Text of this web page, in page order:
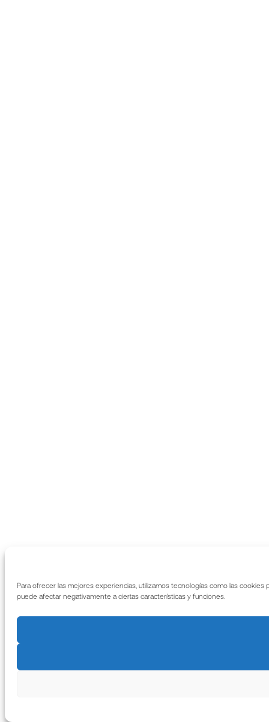
Para ofrecer las mejores experiencias, utilizamos tecnologías como las
puede afectar negativamente a ciertas características y funciones.